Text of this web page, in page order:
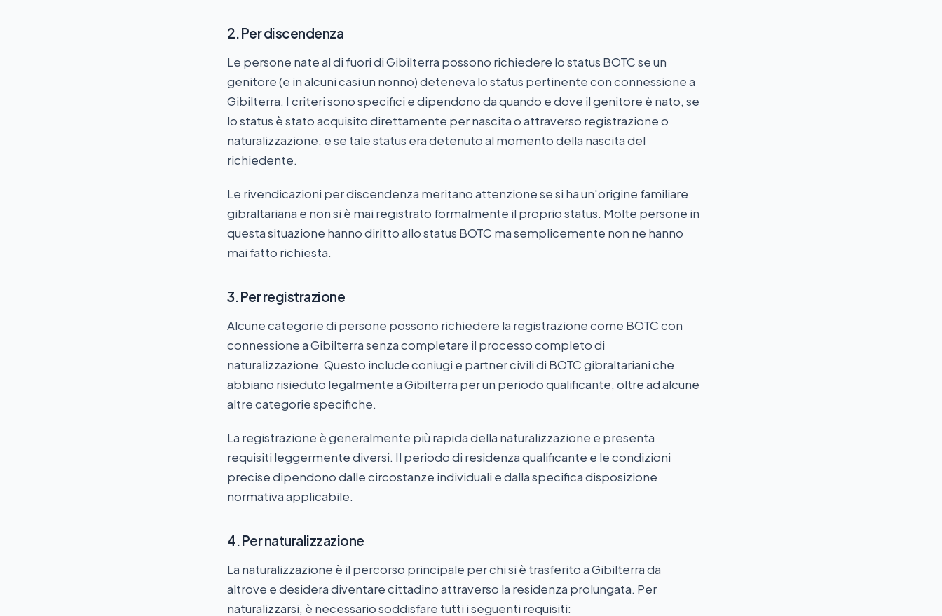
2. Per discendenza
Le persone nate al di fuori di Gibilterra possono richiedere lo status BOTC se un
genitore (e in alcuni casi un nonno) deteneva lo status pertinente con connessione a
Gibilterra. I criteri sono specifici e dipendono da quando e dove il genitore è nato, se
lo status è stato acquisito direttamente per nascita o attraverso registrazione o
naturalizzazione, e se tale status era detenuto al momento della nascita del
richiedente.
Le rivendicazioni per discendenza meritano attenzione se si ha un'origine familiare
gibraltariana e non si è mai registrato formalmente il proprio status. Molte persone in
questa situazione hanno diritto allo status BOTC ma semplicemente non ne hanno
mai fatto richiesta.
3. Per registrazione
Alcune categorie di persone possono richiedere la registrazione come BOTC con
connessione a Gibilterra senza completare il processo completo di
naturalizzazione. Questo include coniugi e partner civili di BOTC gibraltariani che
abbiano risieduto legalmente a Gibilterra per un periodo qualificante, oltre ad alcune
altre categorie specifiche.
La registrazione è generalmente più rapida della naturalizzazione e presenta
requisiti leggermente diversi. Il periodo di residenza qualificante e le condizioni
precise dipendono dalle circostanze individuali e dalla specifica disposizione
normativa applicabile.
4. Per naturalizzazione
La naturalizzazione è il percorso principale per chi si è trasferito a Gibilterra da
altrove e desidera diventare cittadino attraverso la residenza prolungata. Per
naturalizzarsi, è necessario soddisfare tutti i seguenti requisiti: